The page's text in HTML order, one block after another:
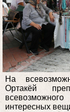
На
Ортакёй
интересных